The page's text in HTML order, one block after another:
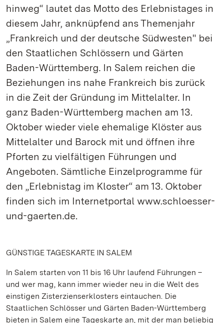
hinweg“ lautet das Motto des Erlebnistages in
diesem Jahr, anknüpfend ans Themenjahr
„Frankreich und der deutsche Südwesten" bei
den Staatlichen Schlössern und Gärten
Baden-Württemberg. In Salem reichen die
Beziehungen ins nahe Frankreich bis zurück
in die Zeit der Gründung im Mittelalter. In
ganz Baden-Württemberg machen am 13.
Oktober wieder viele ehemalige Klöster aus
Mittelalter und Barock mit und öffnen ihre
Pforten zu vielfältigen Führungen und
Angeboten. Sämtliche Einzelprogramme für
den „Erlebnistag im Kloster“ am 13. Oktober
finden sich im Internetportal www.schloesser-
und-gaerten.de.
GÜNSTIGE TAGESKARTE IN SALEM
In Salem starten von 11 bis 16 Uhr laufend Führungen –
und wer mag, kann immer wieder neu in die Welt des
einstigen Zisterzienserklosters eintauchen. Die
Staatlichen Schlösser und Gärten Baden-Württemberg
bieten in Salem eine Tageskarte an, mit der man beliebig